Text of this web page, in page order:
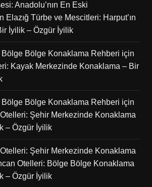
Anadolu’nın En Eski
Elazığ Türbe ve Mescitleri: Harput’ın
İyilik – Özgür İyilik
Bölge Konaklama Rehberi için
Kayak Merkezinde Konaklama – Bir
Bölge Konaklama Rehberi için
Şehir Merkezinde Konaklama
– Özgür İyilik
Şehir Merkezinde Konaklama
Otelleri: Bölge Bölge Konaklama
– Özgür İyilik